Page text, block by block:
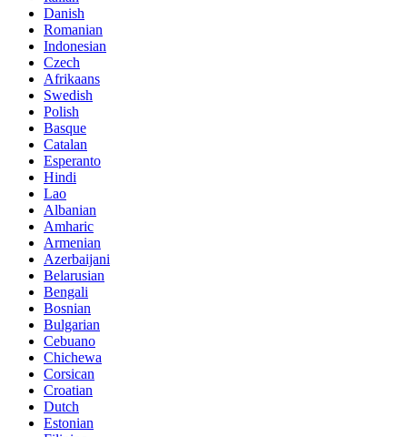
Danish
Romanian
Indonesian
Czech
Afrikaans
Swedish
Polish
Basque
Catalan
Esperanto
Hindi
Lao
Albanian
Amharic
Armenian
Azerbaijani
Belarusian
Bengali
Bosnian
Bulgarian
Cebuano
Chichewa
Corsican
Croatian
Dutch
Estonian